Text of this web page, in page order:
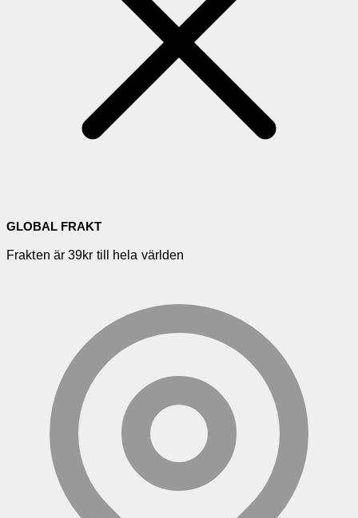
GLOBAL FRAKT
Frakten är 39kr till hela världen